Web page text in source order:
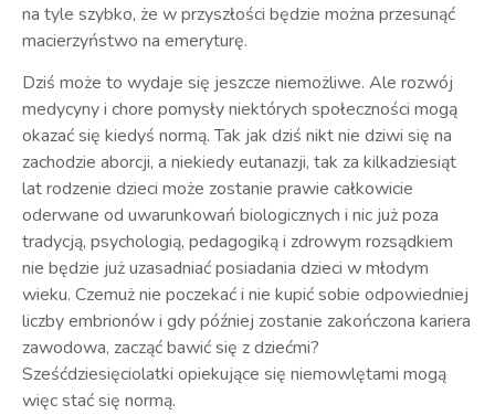
na tyle szybko, że w przyszłości będzie można przesunąć
macierzyństwo na emeryturę.
Dziś może to wydaje się jeszcze niemożliwe. Ale rozwój
medycyny i chore pomysły niektórych społeczności mogą
okazać się kiedyś normą. Tak jak dziś nikt nie dziwi się na
zachodzie aborcji, a niekiedy eutanazji, tak za kilkadziesiąt
lat rodzenie dzieci może zostanie prawie całkowicie
oderwane od uwarunkowań biologicznych i nic już poza
tradycją, psychologią, pedagogiką i zdrowym rozsądkiem
nie będzie już uzasadniać posiadania dzieci w młodym
wieku. Czemuż nie poczekać i nie kupić sobie odpowiedniej
liczby embrionów i gdy później zostanie zakończona kariera
zawodowa, zacząć bawić się z dziećmi?
Sześćdziesięciolatki opiekujące się niemowlętami mogą
więc stać się normą.